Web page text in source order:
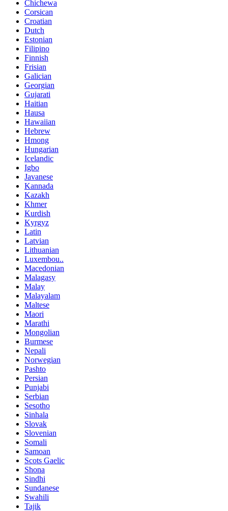
Chichewa
Corsican
Croatian
Dutch
Estonian
Filipino
Finnish
Frisian
Galician
Georgian
Gujarati
Haitian
Hausa
Hawaiian
Hebrew
Hmong
Hungarian
Icelandic
Igbo
Javanese
Kannada
Kazakh
Khmer
Kurdish
Kyrgyz
Latin
Latvian
Lithuanian
Luxembou..
Macedonian
Malagasy
Malay
Malayalam
Maltese
Maori
Marathi
Mongolian
Burmese
Nepali
Norwegian
Pashto
Persian
Punjabi
Serbian
Sesotho
Sinhala
Slovak
Slovenian
Somali
Samoan
Scots Gaelic
Shona
Sindhi
Sundanese
Swahili
Tajik